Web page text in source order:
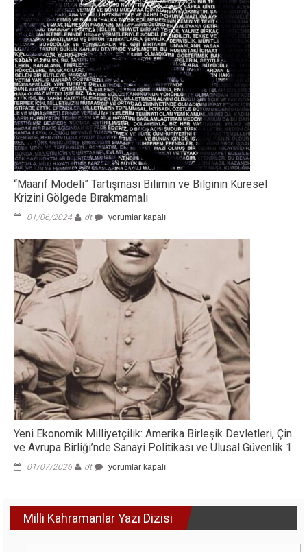
Ve
Anlamanın
Sorunları
Üzerine
Notlar
için
“Maarif Modeli” Tartışması Bilimin ve Bilginin Küresel
Krizini Gölgede Bırakmamalı
01/06/2024 dt
“Maarif
Tartışması
Bilimin
ve
Bilginin
Küresel
Krizini
Gölgede
için
yorumlar kapalı
Yeni Ekonomik Milliyetçilik: Amerika Birleşik Devletleri, Çin
ve Avrupa Birliği’nde Sanayi Politikası ve Ulusal Güvenlik 1
01/07/2026 dt
Yeni
Birleşik
Devletleri,
yorumlar kapalı
Milli Kahramanlar Yazı Dizisi